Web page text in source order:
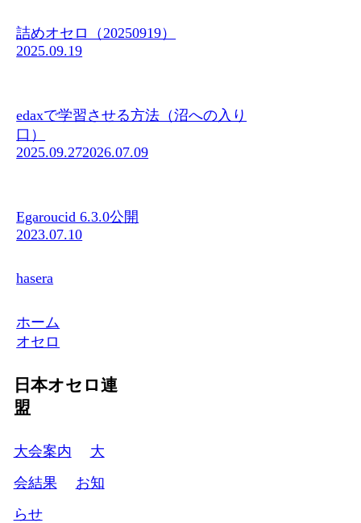
詰めオセロ（20250919）
2025.09.19
edaxで学習させる方法（沼への入り
口）
2025.09.272026.07.09
Egaroucid 6.3.0公開
2023.07.10
hasera
ホーム
オセロ
日本オセロ連
盟
大会案内
大
会結果
お知
らせ